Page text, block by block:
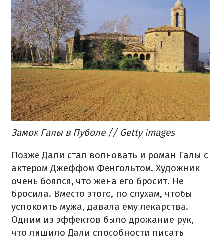
Замок Галы в Пуболе // Getty Images
Позже Дали стал волновать и роман Галы с
актером Джеффом Фенгольтом. Художник
очень боялся, что жена его бросит. Не
бросила. Вместо этого, по слухам, чтобы
успокоить мужа, давала ему лекарства.
Одним из эффектов было дрожание рук,
что лишило Дали способности писать